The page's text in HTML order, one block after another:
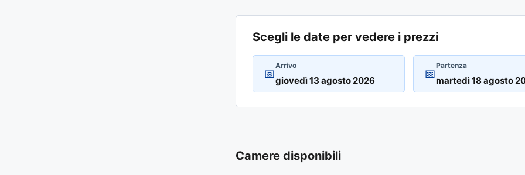
Scegli le date per vedere i prezzi
📅
Arrivo
📅
Partenza
Camere disponibili